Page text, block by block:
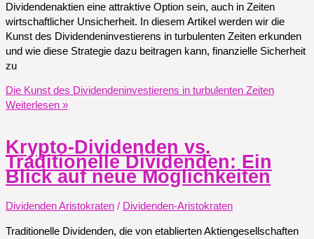
Dividendenaktien eine attraktive Option sein, auch in Zeiten
wirtschaftlicher Unsicherheit. In diesem Artikel werden wir die
Kunst des Dividendeninvestierens in turbulenten Zeiten erkunden
und wie diese Strategie dazu beitragen kann, finanzielle Sicherheit
zu
Die Kunst des Dividendeninvestierens in turbulenten Zeiten
Weiterlesen »
Krypto-Dividenden vs.
Traditionelle Dividenden: Ein
Blick auf neue Möglichkeiten
Dividenden Aristokraten / Dividenden-Aristokraten
Traditionelle Dividenden, die von etablierten Aktiengesellschaften